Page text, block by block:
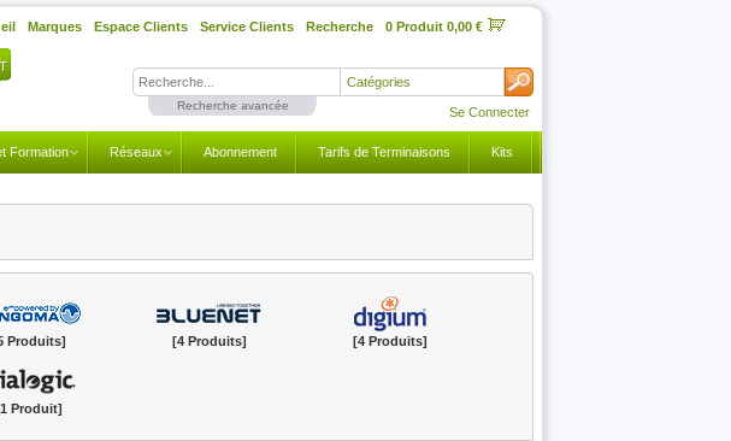
Marques Espace Clients Service Clients Recherche 0 Produit 0,00 €
Catégories
Recherche avancée Se Connecter
Formation Réseaux Abonnement Tarifs de Terminaisons Kits
Produits] [4 Produits] [4 Produits]
Produit]